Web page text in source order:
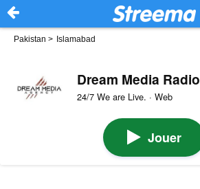
Pakistan > Islamabad
Dream Media Radio
24/7 We are Live. · Web
Jouer